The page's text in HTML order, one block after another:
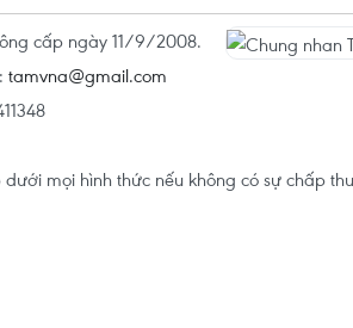
cấp ngày 11/9/2008.
tamvna@gmail.com
mọi hình thức nếu không có sự chấp